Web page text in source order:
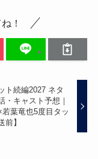
！
ト続編2027 ネタ
・キャスト予想｜
葉竜也5度目タッ
前】